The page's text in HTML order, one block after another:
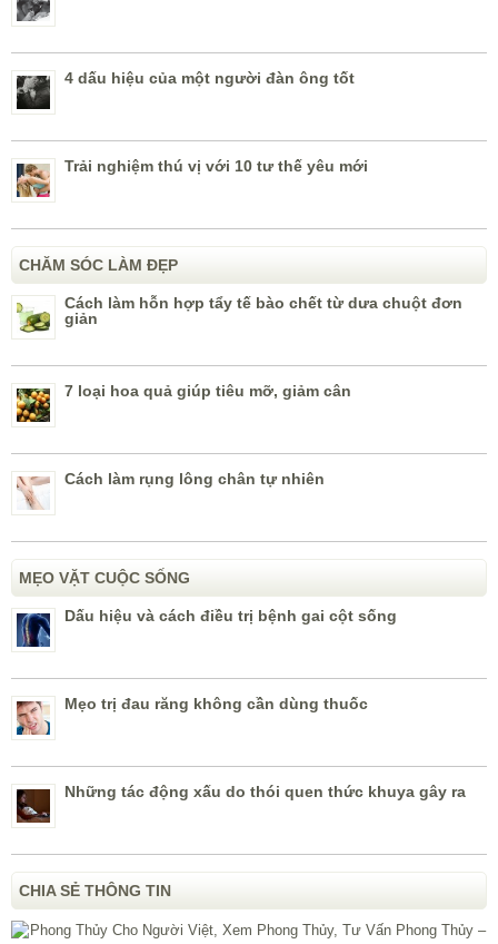
4 dấu hiệu của một người đàn ông tốt
Trải nghiệm thú vị với 10 tư thế yêu mới
CHĂM SÓC LÀM ĐẸP
Cách làm hỗn hợp tẩy tế bào chết từ dưa chuột đơn
giản
7 loại hoa quả giúp tiêu mỡ, giảm cân
Cách làm rụng lông chân tự nhiên
MẸO VẶT CUỘC SỐNG
Dấu hiệu và cách điều trị bệnh gai cột sống
Mẹo trị đau răng không cần dùng thuốc
Những tác động xấu do thói quen thức khuya gây ra
CHIA SẺ THÔNG TIN